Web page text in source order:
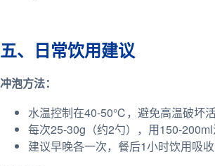
五、日常饮用建议
冲泡方法：
水温控制在40-50℃，避免高温破坏
每次25-30g（约2勺），用150-
建议早晚各一次，餐后1小时饮用吸